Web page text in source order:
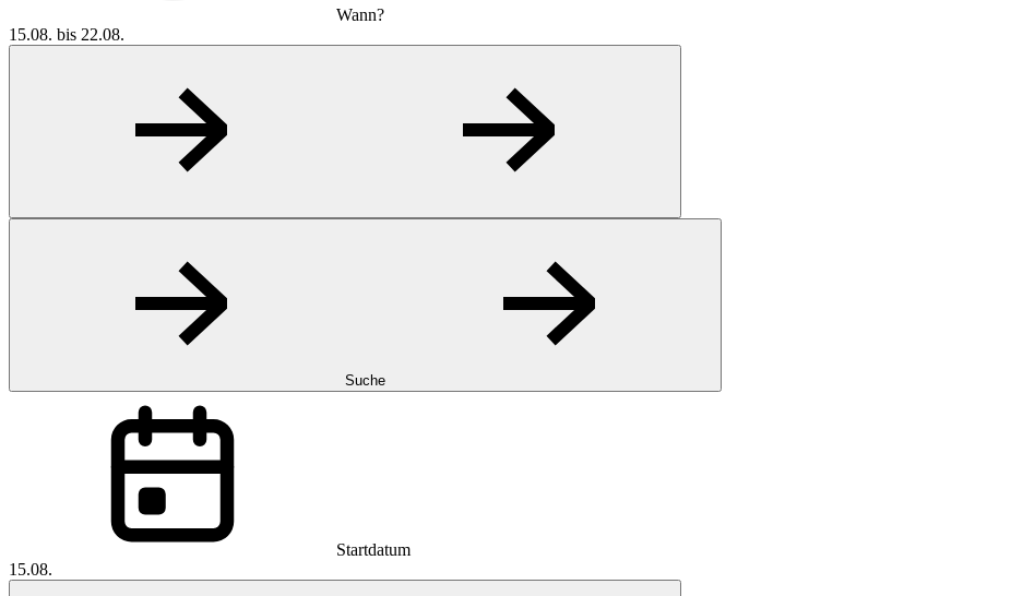
Wann?
15.08. bis 22.08.
Suche
Startdatum
15.08.